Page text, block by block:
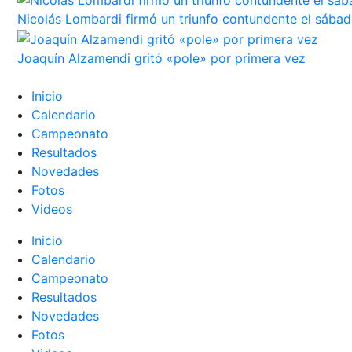
Nicolás Lombardi firmó un triunfo contundente el
Joaquín Alzamendi gritó «pole» por primera vez
Inicio
Calendario
Campeonato
Resultados
Novedades
Fotos
Videos
Inicio
Calendario
Campeonato
Resultados
Novedades
Fotos